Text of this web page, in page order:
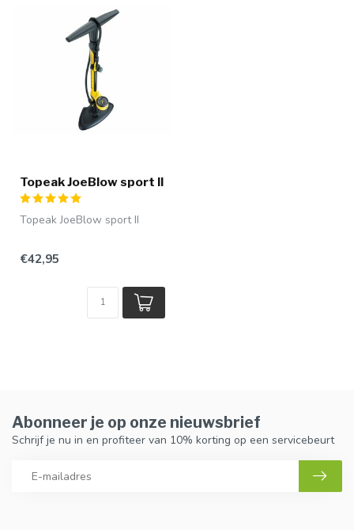
Topeak JoeBlow sport II
Topeak JoeBlow sport II
€42,95
Abonneer je op onze nieuwsbrief
Schrijf je nu in en profiteer van 10% korting op een servicebeurt